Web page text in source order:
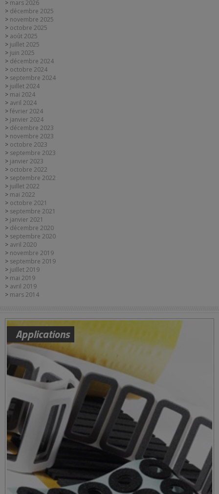
mars 2026
décembre 2025
novembre 2025
octobre 2025
août 2025
juillet 2025
juin 2025
décembre 2024
octobre 2024
septembre 2024
juillet 2024
mai 2024
avril 2024
février 2024
janvier 2024
décembre 2023
novembre 2023
octobre 2023
septembre 2023
janvier 2023
octobre 2022
septembre 2022
juillet 2022
mai 2022
octobre 2021
septembre 2021
janvier 2021
décembre 2020
septembre 2020
avril 2020
novembre 2019
septembre 2019
juillet 2019
mai 2019
avril 2019
mars 2014
Applications